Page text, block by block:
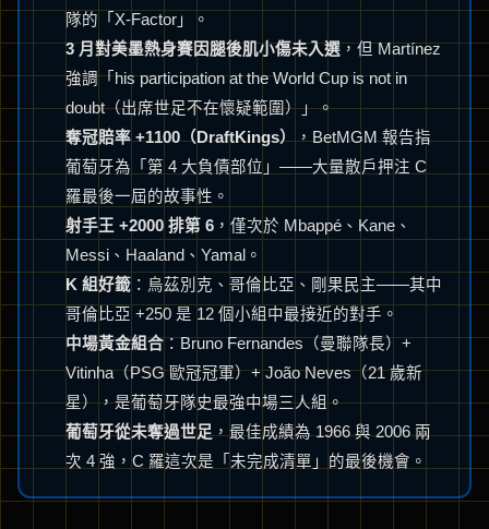
隊的「X-Factor」。
3 月對美墨熱身賽因腿後肌小傷未入選，但 Martínez
強調「his participation at the World Cup is not in
doubt（出席世足不在懷疑範圍）」。
奪冠賠率 +1100（DraftKings），BetMGM 報告指
葡萄牙為「第 4 大負債部位」——大量散戶押注 C
羅最後一屆的故事性。
射手王 +2000 排第 6 ，僅次於 Mbappé、Kane、
Messi、Haaland、Yamal。
K 組好籤 ：烏茲別克、哥倫比亞、剛果民主——其中
哥倫比亞 +250 是 12 個小組中最接近的對手。
中場黃金組合：Bruno Fernandes（曼聯隊長）+
Vitinha（PSG 歐冠冠軍）+ João Neves（21 歲新
星），是葡萄牙隊史最強中場三人組。
葡萄牙從未奪過世足，最佳成績為 1966 與 2006 兩
次 4 強，C 羅這次是「未完成清單」的最後機會。